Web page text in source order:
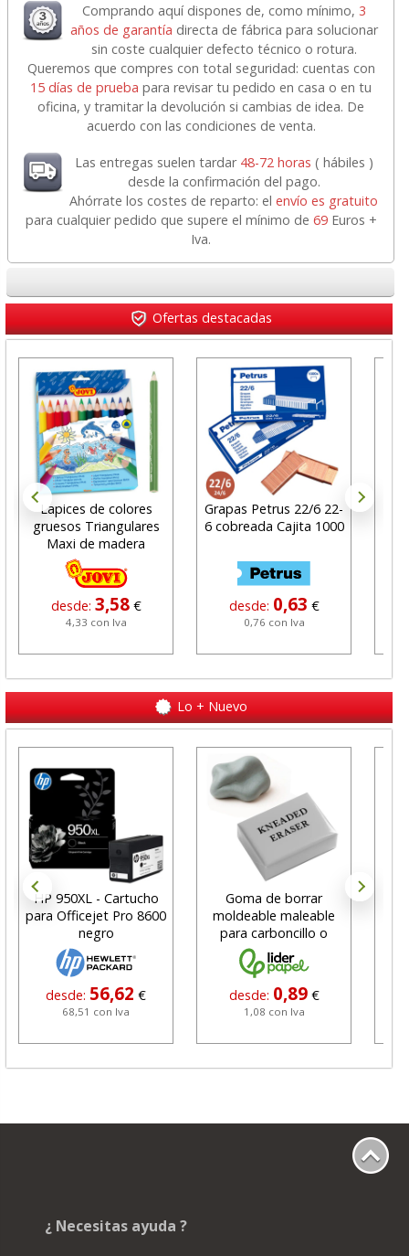
Comprando aquí dispones de, como mínimo, 3
años de garantía directa de fábrica para solucionar
sin coste cualquier defecto técnico o rotura.
Queremos que compres con total seguridad: cuentas con
15 días de prueba para revisar tu pedido en casa o en tu
oficina, y tramitar la devolución si cambias de idea. De
acuerdo con las condiciones de venta.
Las entregas suelen tardar 48-72 horas ( hábiles )
desde la confirmación del pago.
Ahórrate los costes de reparto: elenvío es gratuito
para cualquier pedido que supere el mínimo de 69Euros +
Iva.
Ofertas destacadas
Lapices de colores
gruesos Triangulares
Maxi de madera
desde: 3,58 €
4,33 con Iva
Grapas Petrus 22/6 22-
6 cobreada Cajita 1000
desde: 0,63 €
0,76 con Iva
Lo + Nuevo
HP 950XL - Cartucho
para Officejet Pro 8600
negro
desde: 56,62 €
68,51 con Iva
Goma de borrar
moldeable maleable
para carboncillo o
grafito
desde: 0,89 €
1,08 con Iva
¿ Necesitas ayuda ?